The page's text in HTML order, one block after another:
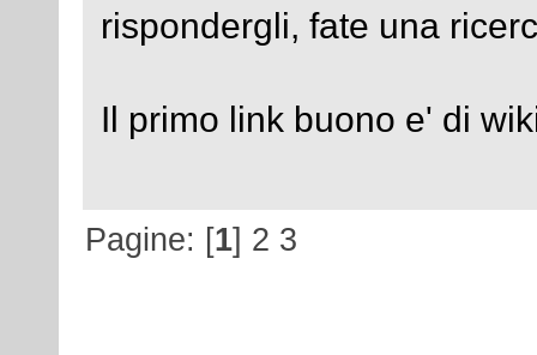
rispondergli, fate una
Il primo link buono e' di
Pagine: [1] 2 3